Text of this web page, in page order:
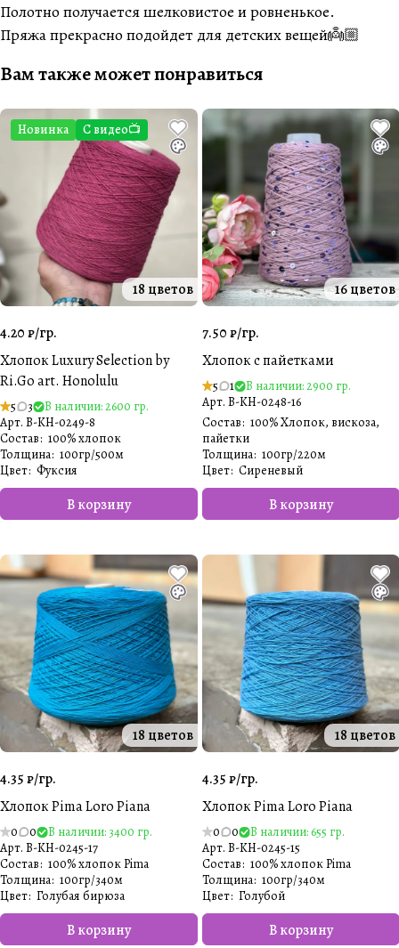
Полотно получается шелковистое и ровненькое.
Пряжа прекрасно подойдет для детских вещей👼🏼
Вам также может понравиться
Новинка С видео📺
18 цветов
4.20 ₽/гр.
Хлопок Luxury Selection by
Ri.Go art. Honolulu
5 3
В наличии: 2600 гр.
Арт. B-KH-0249-8
В корзину
Состав: 100% хлопок
Толщина: 100гр/500м
Цвет: Фуксия
16 цветов
7.50 ₽/гр.
Хлопок с пайетками
5 1
В наличии: 2900 гр.
Арт. B-KH-0248-16
В корзину
Состав: 100% Хлопок, вискоза,
пайетки
Толщина: 100гр/220м
Цвет: Сиреневый
18 цветов
4.35 ₽/гр.
Хлопок Pima Loro Piana
0 0
В наличии: 3400 гр.
Арт. B-KH-0245-17
В корзину
Состав: 100% хлопок Pima
Толщина: 100гр/340м
Цвет: Голубая бирюза
18 цветов
4.35 ₽/гр.
Хлопок Pima Loro Piana
0 0
В наличии: 655 гр.
Арт. B-KH-0245-15
В корзину
Состав: 100% хлопок Pima
Толщина: 100гр/340м
Цвет: Голубой